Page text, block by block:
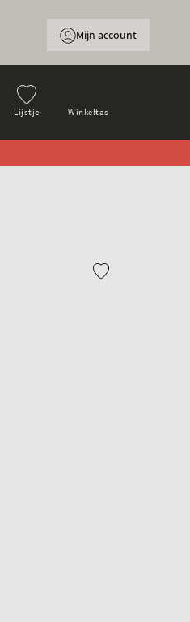
Lijstje Winkeltas
Mijn account